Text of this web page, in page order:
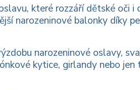
které rozzáří dětské oči
narozeninové balonky díky
narozeninové oslavy,
kytice, girlandy nebo